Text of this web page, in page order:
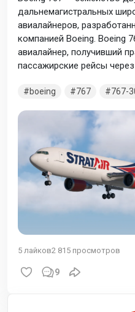
дальнемагистральных
авиалайнеров,
компанией Boeing. Boeing
авиалайнер, получивший
пассажирские рейсы
boeing 767 767-
5 лайков2 815 просмотров
9